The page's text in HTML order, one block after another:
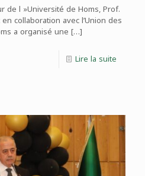
de l »Université de Homs, Prof.
en collaboration avec l’Union des
a organisé une […]
Lire la suite